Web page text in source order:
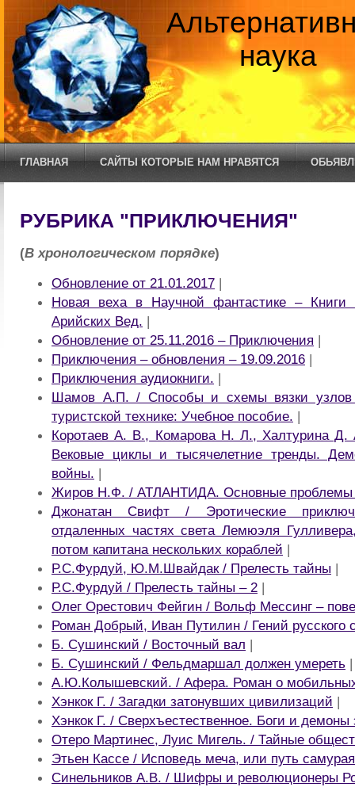
наука
ГЛАВНАЯ САЙТЫ КОТОРЫЕ НАМ НРАВЯТСЯ
РУБРИКА "ПРИКЛЮЧЕНИЯ"
(В хронологическом порядке)
Обновление от 21.01.2017 |
Новая веха в Научной фантастике – Книги
Арийских Вед. |
Обновление от 25.11.2016 – Приключения |
Приключения – обновления – 19.09.2016 |
Приключения аудиокниги. |
Шамов А.П. / Способы и схемы вязки
туристской технике: Учебное пособие. |
Коротаев А. В., Комарова Н. Л., Халтурина Д.
Вековые циклы и тысячелетние тренды.
войны. |
Жиров Н.Ф. / АТЛАНТИДА. Основные проблемы
Джонатан Свифт / Эротические
отдаленных частях света Лемюэля
потом капитана нескольких кораблей |
Р.С.Фурдуй, Ю.М.Швайдак / Прелесть тайны |
Р.С.Фурдуй / Прелесть тайны – 2 |
Олег Орестович Фейгин / Вольф Мессинг –
Роман Добрый, Иван Путилин / Гений русского
Б. Сушинский / Восточный вал |
Б. Сушинский / Фельдмаршал должен умереть |
А.Ю.Колышевский. / Афера. Роман о
Хэнкок Г. / Загадки затонувших цивилизаций |
Хэнкок Г. / Сверхъестественное. Боги и
Отеро Мартинес, Луис Мигель. / Тайные
Этьен Кассе / Исповедь меча, или путь самурая
Синельников А.В. / Шифры и революционеры